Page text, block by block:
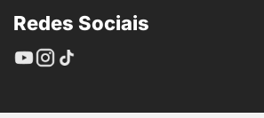
Redes Sociais